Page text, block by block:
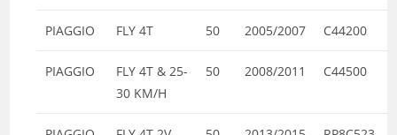
PIAGGIO FLY 4T 50 2005/2007 C44200
PIAGGIO
FLY 4T & 25-
30 KM/H
50 2008/2011 C44500